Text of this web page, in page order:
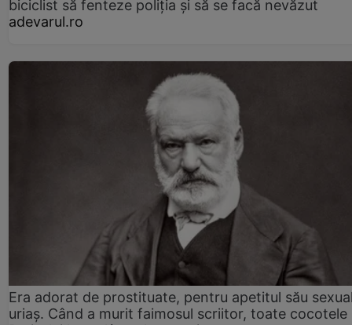
biciclist să fenteze poliția și să se facă nevăzut
adevarul.ro
Era adorat de prostituate, pentru apetitul său
uriaș. Când a murit faimosul scriitor, toate cocotele